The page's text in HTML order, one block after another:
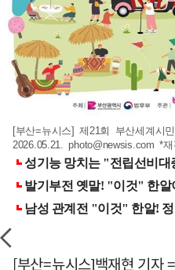
[부산=뉴시스] 제21회 부산세계시
2026.05.21.photo@newsis.com *
[부산=뉴시스]백재현 기자